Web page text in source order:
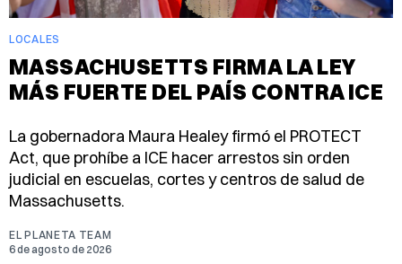
LOCALES
MASSACHUSETTS FIRMA LA LEY
MÁS FUERTE DEL PAÍS CONTRA ICE
La gobernadora Maura Healey firmó el PROTECT
Act, que prohíbe a ICE hacer arrestos sin orden
judicial en escuelas, cortes y centros de salud de
Massachusetts.
EL PLANETA TEAM
6 de agosto de 2026